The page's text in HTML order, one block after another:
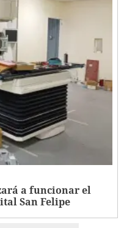
a funcionar el
San Felipe